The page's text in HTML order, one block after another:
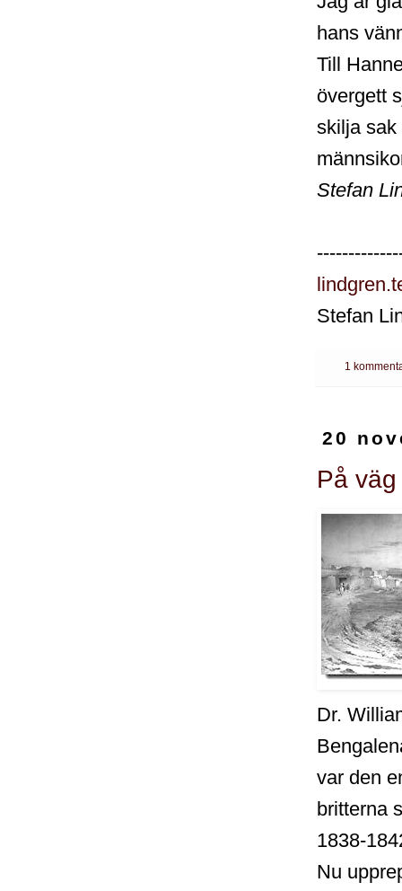
hans
Till
övergett
skilja sak
Stefan
Stefan
1
20
På
Dr.
var den
britterna
1838-
Nu